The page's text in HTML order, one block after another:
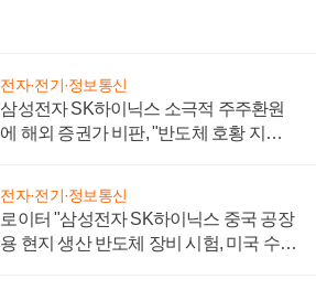
전자·전기·정보통신
삼성전자 SK하이닉스 소극적 주주환원
에 해외 증권가 비판, "반도체 호황 지속
전자·전기·정보통신
로이터 "삼성전자 SK하이닉스 중국 공장
용 현지 생산 반도체 장비 시험, 미국 수출